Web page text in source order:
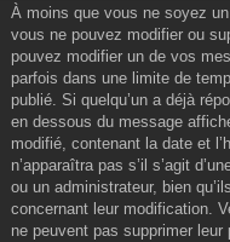
À moins que vous ne soyez
vous ne pouvez modifier ou
pouvez modifier un de vos
parfois dans une limite de
publié. Si quelqu’un a déjà
en dessous du message
modifié, contenant la date et
n’apparaîtra pas s’il s’agit
ou un administrateur, bien
concernant leur modification.
ne peuvent pas supprimer